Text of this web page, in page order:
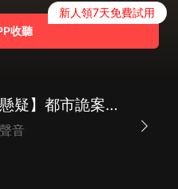
收聽
新人領7天免費試用
【多播 | 精品懸疑】都市詭案錄 | 恐怖懸疑
音